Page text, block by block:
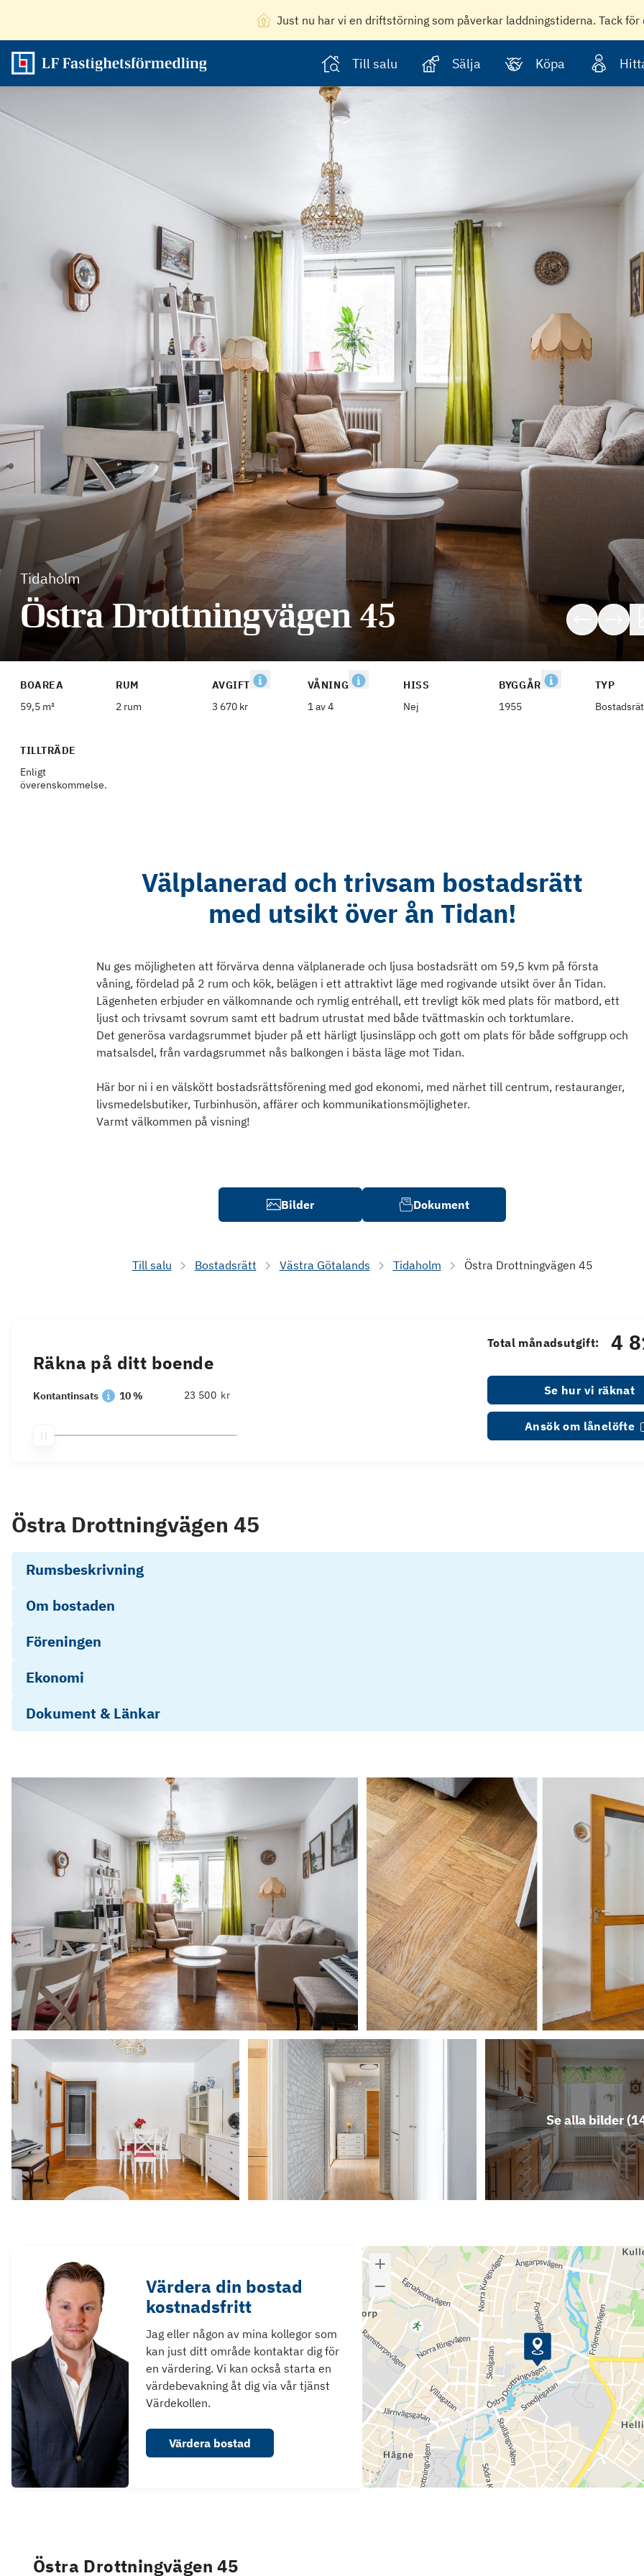
Just nu har vi en driftstörning som påverkar laddningstiderna. Tack
Till salu Sälja Köpa
Tidaholm
Östra Drottningvägen 45
BOAREA
59,5 m²
RUM
2 rum
AVGIFT
3 670 kr
VÅNING
1 av 4
HISS
Nej
BYGGÅR
1955
TYP
TILLTRÄDE
Enligt
överenskommelse.
Välplanerad och trivsam bostadsrätt
med utsikt över ån Tidan!
Nu ges möjligheten att förvärva denna välplanerade och ljusa bostadsrätt om 59,5 kvm på första
våning, fördelad på 2 rum och kök, belägen i ett attraktivt läge med rogivande utsikt över ån Tidan.
Lägenheten erbjuder en välkomnande och rymlig entréhall, ett trevligt kök med plats för matbord, ett
ljust och trivsamt sovrum samt ett badrum utrustat med både tvättmaskin och torktumlare.
Det generösa vardagsrummet bjuder på ett härligt ljusinsläpp och gott om plats för både soffgrupp och
matsalsdel, från vardagsrummet nås balkongen i bästa läge mot Tidan.
Här bor ni i en välskött bostadsrättsförening med god ekonomi, med närhet till centrum, restauranger,
livsmedelsbutiker, Turbinhusön, affärer och kommunikationsmöjligheter.
Varmt välkommen på visning!
Bilder Dokument
Till salu Bostadsrätt Västra Götalands Tidaholm Östra Drottningvägen 45
Räkna på ditt boende
Kontantinsats 10 % kr
Total månadsutgift: 4
Se hur vi räknat
Ansök om lånelöfte
Östra Drottningvägen 45
Rumsbeskrivning
Om bostaden
Föreningen
Ekonomi
Dokument & Länkar
Infoblad: Fast och lös egendom Energideklaration Östra Drottningvägen Brf
Stadgar Brf Klippan (1) Årsredovisning-HSB Brf Klippan 2025
Se alla bilder (
Värdera din bostad
kostnadsfritt
Jag eller någon av mina kollegor som
kan just ditt område kontaktar dig för
en värdering. Vi kan också starta en
värdebevakning åt dig via vår tjänst
Värdekollen.
Värdera bostad
Östra Drottningvägen 45